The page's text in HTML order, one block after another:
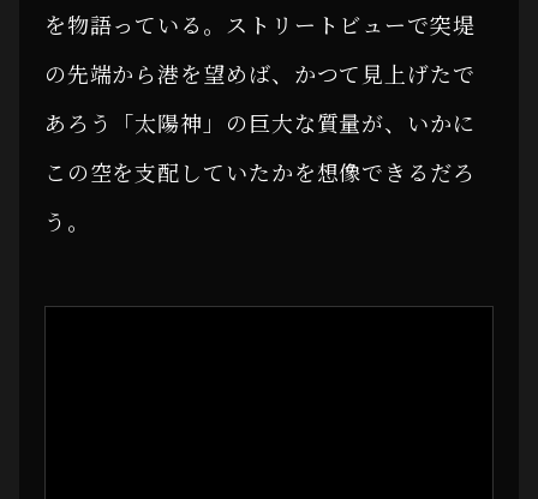
を物語っている。ストリートビューで突堤
の先端から港を望めば、かつて見上げたで
あろう「太陽神」の巨大な質量が、いかに
この空を支配していたかを想像できるだろ
う。